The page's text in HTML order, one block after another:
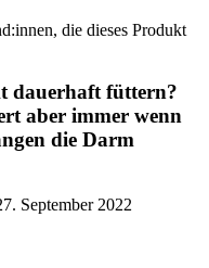
die dieses Produkt
dauerhaft füttern?
aber immer wenn
die Darm
September 2022